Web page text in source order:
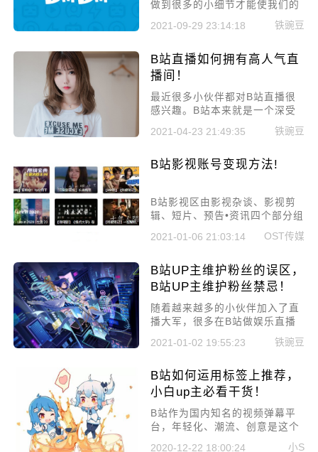
做到很多的小细节才能使我们的
作品更加的火爆，例如作品发布
时间，内容的初期维护等等，今
UP主的日常维护技巧和粉丝维护
技巧?
2021-09-29 23:14:18 铁豌豆
B站直播如何拥有高人气直
播间！
最近很多小伙伴都对B站直播很
感兴趣。B站本来就是一个深受
年轻人喜爱的平台，在B站上直
播，流量是很多的。但是有些小
跃，今天小编就给你支几招，B
2021-04-23 21:49:35 铁豌豆
B站影视账号变现方法!
B站影视区由影视杂谈、影视剪
辑、短片、预告•资讯四个部分组
成，从视频下的综合评分可以直
观感受到影视杂谈>影视剪辑>短
2021-01-06 21:03:14 OST传媒
B站UP主维护粉丝的误区，
B站UP主维护粉丝禁忌！
随着越来越多的小伙伴加入了直
播大军，很多在B站做娱乐直播
的小伙伴都不知道怎么维护自己
的粉丝，今天小编给大家讲讲B
主维护粉丝禁忌！
2021-01-02 19:55:23 铁豌豆
B站如何运用标签上推荐，
小白up主必看干货！
B站作为国内知名的视频弹幕平
台，年轻化、潮流、创意是这个
平台的标志。而想要在B站红起
2020-12-22 18:00:24 小S